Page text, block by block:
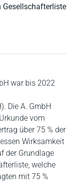
Gesellschafterliste
war bis 2022
Die A. GmbH
vom
über 75 % der
Wirksamkeit
der Grundlage
welche
mit 75 %